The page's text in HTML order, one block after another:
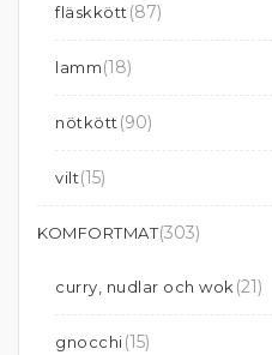
fläskkött (87)
lamm(18)
nötkött (90)
vilt(15)
KOMFORTMAT(303)
curry, nudlar och wok (21)
gnocchi(15)